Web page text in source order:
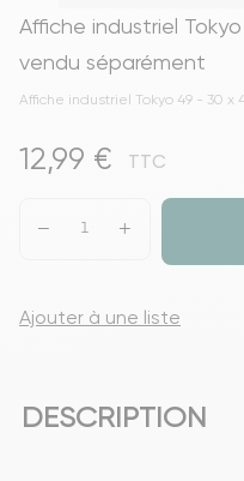
Affiche industriel
vendu séparément
Affiche industriel Tokyo 49 - 30 x
12,99 € TTC
Ajouter à une liste
DESCRIPTION